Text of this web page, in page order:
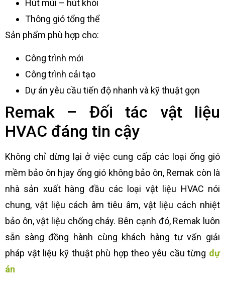
Hút mùi – hút khói
Thông gió tổng thể
Sản phẩm phù hợp cho:
Công trình mới
Công trình cải tạo
Dự án yêu cầu tiến độ nhanh và kỹ thuật gọn
Remak – Đối tác vật liệu
HVAC đáng tin cậy
Không chỉ dừng lại ở việc cung cấp các loại ống gió
mềm bảo ôn hjay ống gió không bảo ôn, Remak còn là
nhà sản xuất hàng đầu các loại vật liệu HVAC nói
chung, vật liệu cách âm tiêu âm, vật liệu cách nhiệt
bảo ôn, vật liệu chống cháy. Bên cạnh đó, Remak luôn
sẵn sàng đồng hành cùng khách hàng tư vấn giải
pháp vật liệu kỹ thuật phù hợp theo yêu cầu từng dự
án